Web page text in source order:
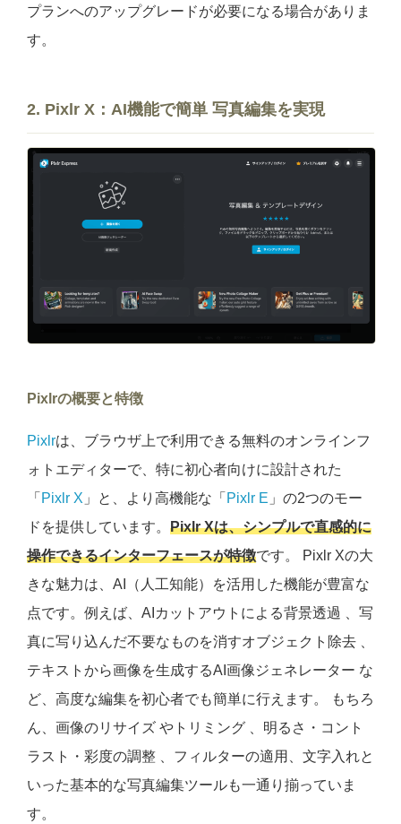
プランへのアップグレードが必要になる場合がありま
す。
2. Pixlr X：AI機能で簡単 写真編集を実現
Pixlrの概要と特徴
Pixlrは、ブラウザ上で利用できる無料のオンラインフ
ォトエディターで、特に初心者向けに設計された
「 Pixlr X 」と、より高機能な「 Pixlr E 」の2つのモー
ドを提供しています。 Pixlr Xは、シンプルで直感的に
操作できるインターフェースが特徴です。 Pixlr Xの大
きな魅力は、AI（人工知能）を活用した機能が豊富な
点です。例えば、AIカットアウトによる背景透過 、写
真に写り込んだ不要なものを消すオブジェクト除去 、
テキストから画像を生成するAI画像ジェネレーター な
ど、高度な編集を初心者でも簡単に行えます。 もちろ
ん、画像のリサイズ やトリミング 、明るさ・コント
ラスト・彩度の調整 、フィルターの適用、文字入れと
いった基本的な写真編集ツールも一通り揃っていま
す。